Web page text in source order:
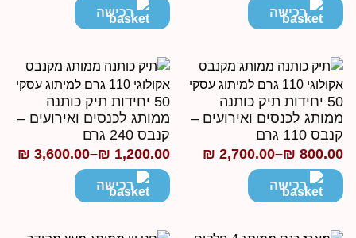
רכישה
מחירים:רכישה
50 יחידות תיק כותנה
לכנסים ואירועים –
110 גרם
₪
–
₪2,700.00
רכישה
50 יחידות תיק כותנה
ממותג לכנסים ואירועים –
קנבס 240 גרם
₪1,200.00
–
₪3,600.00
טווח
מחירים:רכישה